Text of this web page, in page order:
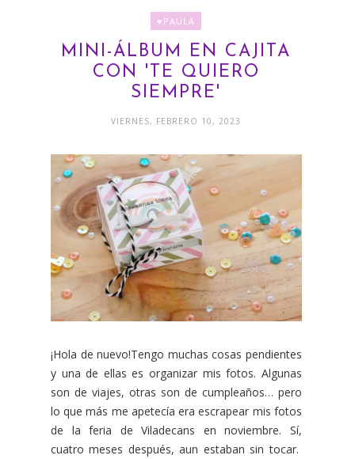
♥PAULA
MINI-ÁLBUM EN CAJITA
CON 'TE QUIERO
SIEMPRE'
VIERNES, FEBRERO 10, 2023
¡Hola de nuevo!Tengo muchas cosas pendientes
y una de ellas es organizar mis fotos. Algunas
son de viajes, otras son de cumpleaños… pero
lo que más me apetecía era escrapear mis fotos
de la feria de Viladecans en noviembre. Sí,
cuatro meses después, aun estaban sin tocar.